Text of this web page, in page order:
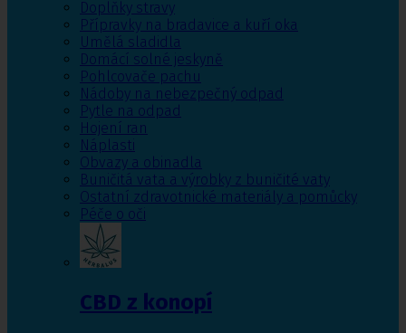
Doplňky stravy
Přípravky na bradavice a kuří oka
Umělá sladidla
Domácí solné jeskyně
Pohlcovače pachu
Nádoby na nebezpečný odpad
Pytle na odpad
Hojení ran
Náplasti
Obvazy a obinadla
Buničitá vata a výrobky z buničité vaty
Ostatní zdravotnické materiály a pomůcky
Péče o oči
CBD z konopí